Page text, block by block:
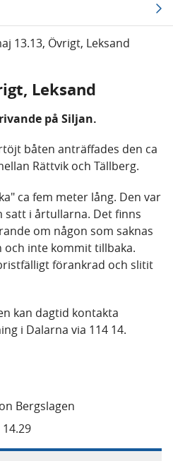
13.13, Övrigt, Leksand
Leksand
på Siljan.
båten anträffades den ca
Rättvik och Tällberg.
ca fem meter lång. Den var
i årtullarna. Det finns
om någon som saknas
inte kommit tillbaka.
förankrad och slitit
kan dagtid kontakta
i Dalarna via 114 14.
Bergslagen